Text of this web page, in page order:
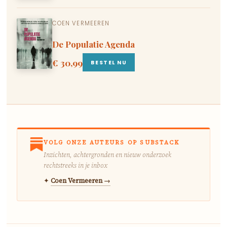
COEN VERMEEREN
De Populatie Agenda
€ 30,99 BESTEL NU
VOLG ONZE AUTEURS OP SUBSTACK
Inzichten, achtergronden en nieuw onderzoek
rechtstreeks in je inbox
✦Coen Vermeeren →